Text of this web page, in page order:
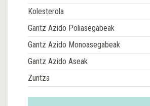
Kolesterola
Gantz Azido Poliasegabeak
Gantz Azido Monoasegabeak
Gantz Azido Aseak
Zuntza